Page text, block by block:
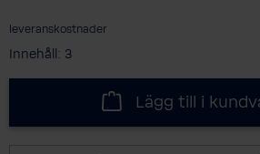
leveranskostnader
Innehåll: 3
Lägg till i